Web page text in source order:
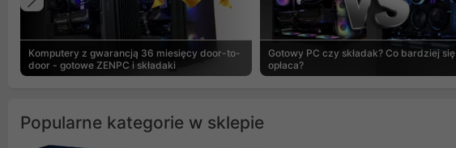
Komputery z gwarancją 36 miesięcy door-to-
door - gotowe ZENPC i składaki
Gotowy PC czy składak? Co bardziej się
opłaca?
Poprzedni
Popularne kategorie w sklepie